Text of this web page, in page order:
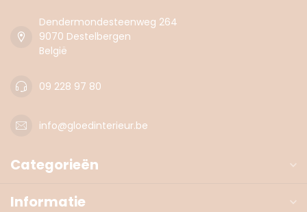
Dendermondesteenweg 264
9070 Destelbergen
België
09 228 97 80
info@gloedinterieur.be
Categorieën
Informatie